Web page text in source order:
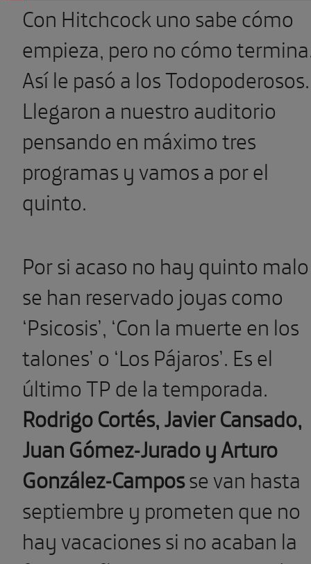
Con Hitchcock uno sabe cómo
empieza, pero no cómo
Así le pasó a los Todopoderosos.
Llegaron a nuestro auditorio
pensando en máximo tres
programas y vamos a por el
quinto.
Por si acaso no hay quinto malo
se han reservado joyas como
‘Psicosis’, ‘Con la muerte en los
talones’ o ‘Los Pájaros’. Es el
último TP de la temporada.
Rodrigo Cortés, Javier Cansado,
Juan Gómez-Jurado y Arturo
González-Camposse van hasta
septiembre y prometen que no
hay vacaciones si no acaban la